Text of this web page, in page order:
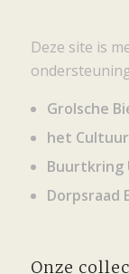
Deze site is
Grolsche
het
Buurtkring
Dorpsraad
Onze